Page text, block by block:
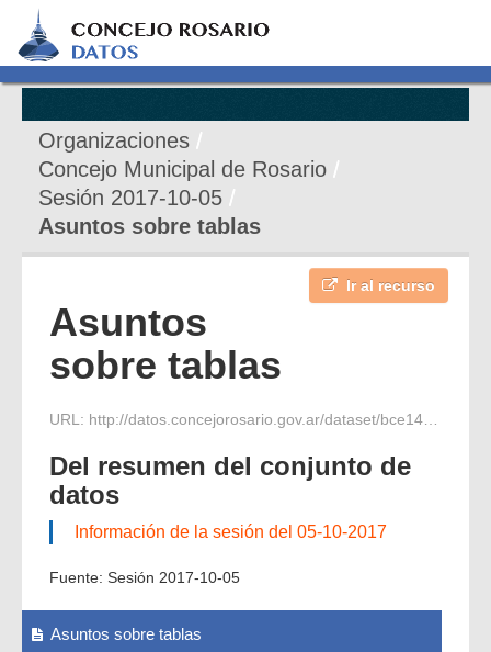
Organizaciones
Concejo Municipal de Rosario
Sesión 2017-10-05
Asuntos sobre tablas
Ir al recurso
Asuntos
sobre tablas
URL: http://datos.concejorosario.gov.ar/dataset/bce14865-531f-4f53-9bc6-199366dffa30/resource/1336885b-e355-462d-8b0d-f63985bba63e/download/sobre-tablas-05-10-17.pdf
Del resumen del conjunto de
datos
Información de la sesión del 05-10-2017
Fuente: Sesión 2017-10-05
Asuntos sobre tablas